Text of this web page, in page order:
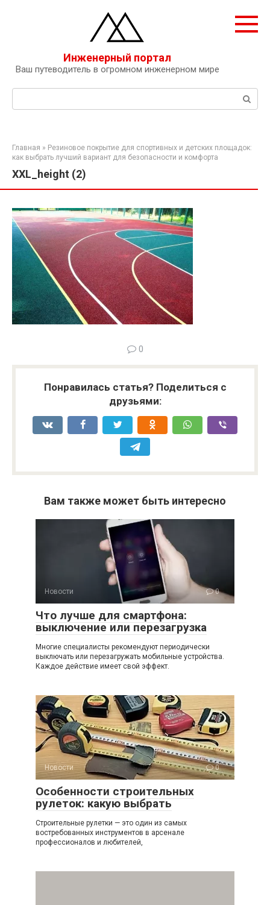
Инженерный портал
Ваш путеводитель в огромном инженерном мире
Поиск:
Главная » Резиновое покрытие для спортивных и детских площадок:
как выбрать лучший вариант для безопасности и комфорта
XXL_height (2)
0
Понравилась статья? Поделиться с
друзьями:
Вам также может быть интересно
Новости 0
Что лучше для смартфона:
выключение или перезагрузка
Многие специалисты рекомендуют периодически
выключать или перезагружать мобильные устройства.
Каждое действие имеет свой эффект.
Новости 0
Особенности строительных
рулеток: какую выбрать
Строительные рулетки — это один из самых
востребованных инструментов в арсенале
профессионалов и любителей,